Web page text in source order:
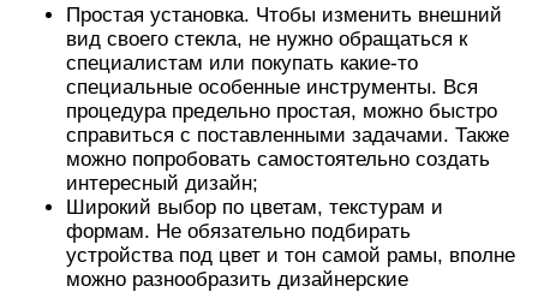
Простая установка. Чтобы изменить внешний
вид своего стекла, не нужно обращаться к
специалистам или покупать какие-то
специальные особенные инструменты. Вся
процедура предельно простая, можно быстро
справиться с поставленными задачами. Также
можно попробовать самостоятельно создать
интересный дизайн;
Широкий выбор по цветам, текстурам и
формам. Не обязательно подбирать
устройства под цвет и тон самой рамы, вполне
можно разнообразить дизайнерские